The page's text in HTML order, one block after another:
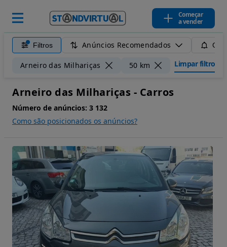
Começar
a vender
Filtros Anúncios Recomendados
Arneiro das Milhariças 50 km Limpar filtros
Arneiro das Milhariças - Carros
Número de anúncios: 3 132
Como são posicionados os anúncios?